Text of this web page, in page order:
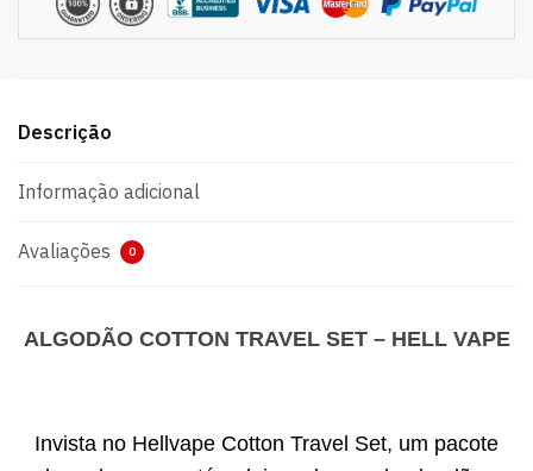
Descrição
Informação adicional
Avaliações 0
ALGODÃO COTTON TRAVEL SET – HELL VAPE
Invista no Hellvape Cotton Travel Set, um pacote